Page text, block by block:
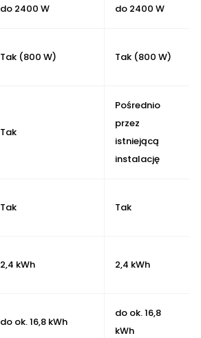
do 2400 W do 2400 W
Tak (800 W) Tak (800 W)
Tak
Pośrednio
przez
istniejącą
instalację
Tak Tak
2,4 kWh 2,4 kWh
do ok. 16,8 kWh
do ok. 16,8
kWh